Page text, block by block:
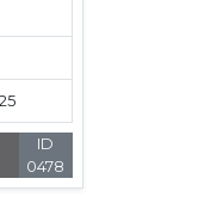
ID
0478